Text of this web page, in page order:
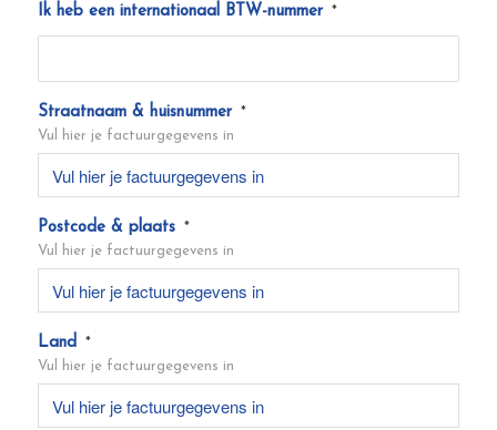
Ik heb een internationaal BTW-nummer *
Straatnaam & huisnummer
*
Vul hier je factuurgegevens in
Postcode & plaats
*
Vul hier je factuurgegevens in
Land
*
Vul hier je factuurgegevens in